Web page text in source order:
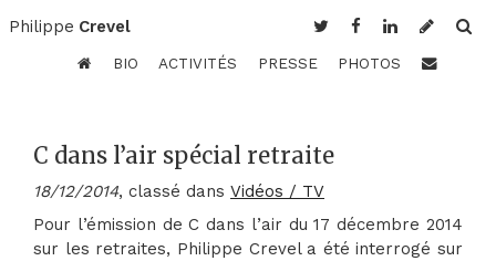
Philippe Crevel
BIO ACTIVITÉS PRESSE PHOTOS
C dans l’air spécial retraite
18/12/2014, classé dans Vidéos / TV
Pour l’émission de C dans l’air du 17 décembre 2014
sur les retraites, Philippe Crevel a été interrogé sur